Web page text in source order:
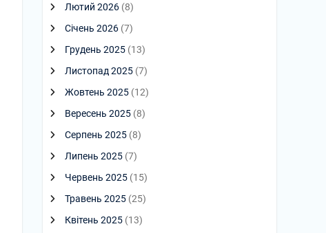
Лютий 2026 (8)
Січень 2026 (7)
Грудень 2025 (13)
Листопад 2025 (7)
Жовтень 2025 (12)
Вересень 2025 (8)
Серпень 2025 (8)
Липень 2025 (7)
Червень 2025 (15)
Травень 2025 (25)
Квітень 2025 (13)